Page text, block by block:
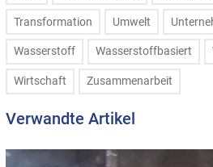
Transformation Umwelt
Wasserstoff Wasserstoffbasiert
Wirtschaft Zusammenarbeit
Verwandte Artikel